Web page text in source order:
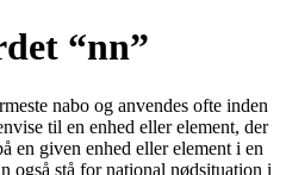
“nn”
nabo og anvendes ofte inden
til en enhed eller element, der
en given enhed eller element i en
også stå for national nødsituation i